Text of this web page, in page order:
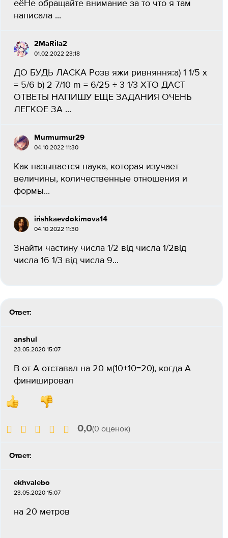
еёНе обращайте внимание за то что я там
написала ​...
2MaRiIa2
01.02.2022 23:18
ДО БУДЬ ЛАСКА Розв яжи ривняння:а) 1 1/5 x
= 5/6 b) 2 7/10 m = 6/25 ÷ 3 1/3 ХТО ДАСТ
ОТВЕТЫ НАПИШУ ЕЩЕ ЗАДАНИЯ ОЧЕНЬ
ЛЕГКОЕ ЗА ​...
Murmurmur29
04.10.2022 11:30
Как называется наука, которая изучает
величины, количественные отношения и
формы...
irishkaevdokimova14
04.10.2022 11:30
Знайти частину числа 1/2 від числа 1/2від
числа 16 1/3 від числа 9...
Ответ:
anshul
23.05.2020 15:07
В от А отставал на 20 м(10+10=20), когда А
финишировал
0,0(0 оценок)
Ответ:
ekhvalebo
23.05.2020 15:07
на 20 метров